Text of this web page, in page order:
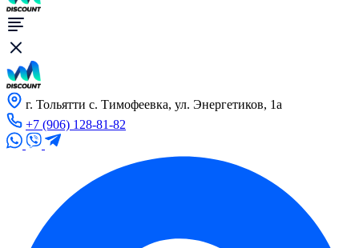
г. Тольятти с. Тимофеевка, ул. Энергетиков, 1а
+7 (906) 128-81-82